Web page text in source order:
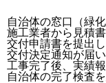
自治体の窓口（緑
施工業者から見積
交付申請書を提出
交付決定通知が届
工事完了後、実績
自治体の完了検査